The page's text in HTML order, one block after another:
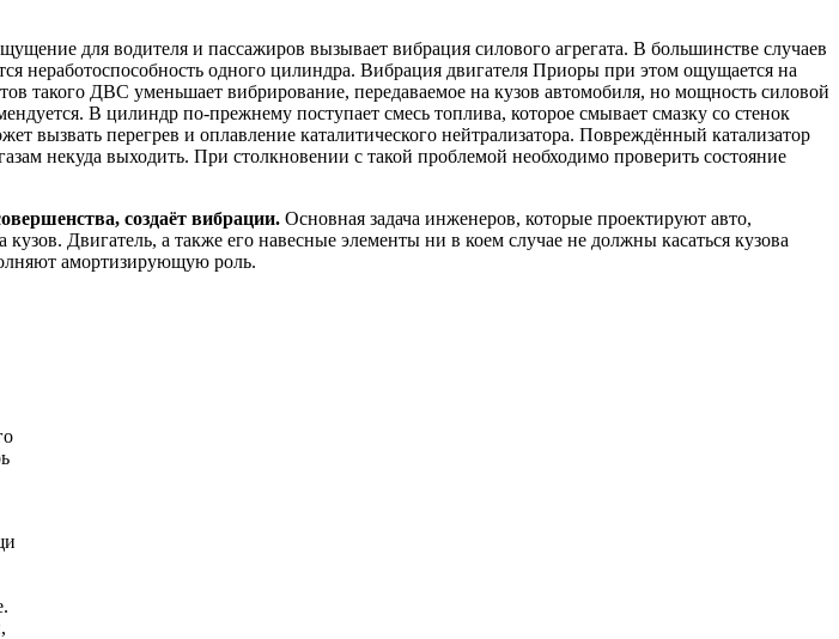
для водителя и пассажиров вызывает вибрация силового агрегата. В большинстве случаев
неработоспособность одного цилиндра. Вибрация двигателя Приоры при этом ощущается на
такого ДВС уменьшает вибрирование, передаваемое на кузов автомобиля, но мощность силовой
В цилиндр по-прежнему поступает смесь топлива, которое смывает смазку со стенок
перегрев и оплавление каталитического нейтрализатора. Повреждённый катализатор
некуда выходить. При столкновении с такой проблемой необходимо проверить состояние
создаёт вибрации. Основная задача инженеров, которые проектируют авто,
Двигатель, а также его навесные элементы ни в коем случае не должны касаться кузова
амортизирующую роль.